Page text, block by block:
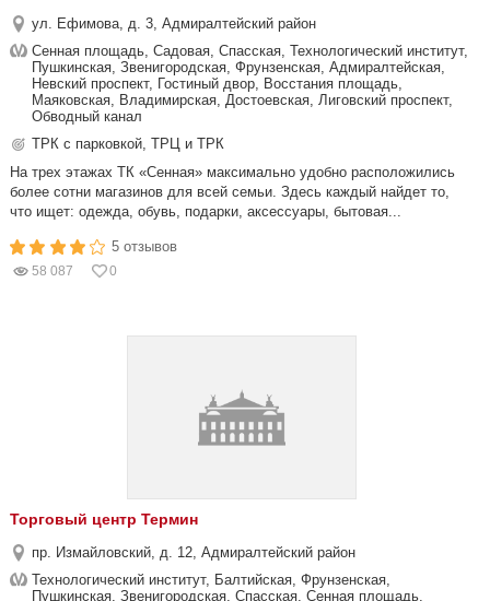
ул. Ефимова, д. 3, Адмиралтейский район
Сенная площадь, Садовая, Спасская, Технологический институт,
Пушкинская, Звенигородская, Фрунзенская, Адмиралтейская,
Невский проспект, Гостиный двор, Восстания площадь,
Маяковская, Владимирская, Достоевская, Лиговский проспект,
Обводный канал
ТРК с парковкой, ТРЦ и ТРК
На трех этажах ТК «Сенная» максимально удобно расположились
более сотни магазинов для всей семьи. Здесь каждый найдет то,
что ищет: одежда, обувь, подарки, аксессуары, бытовая...
5 отзывов
58 087 0
Торговый центр Термин
пр. Измайловский, д. 12, Адмиралтейский район
Технологический институт, Балтийская, Фрунзенская,
Пушкинская, Звенигородская, Спасская, Сенная площадь,